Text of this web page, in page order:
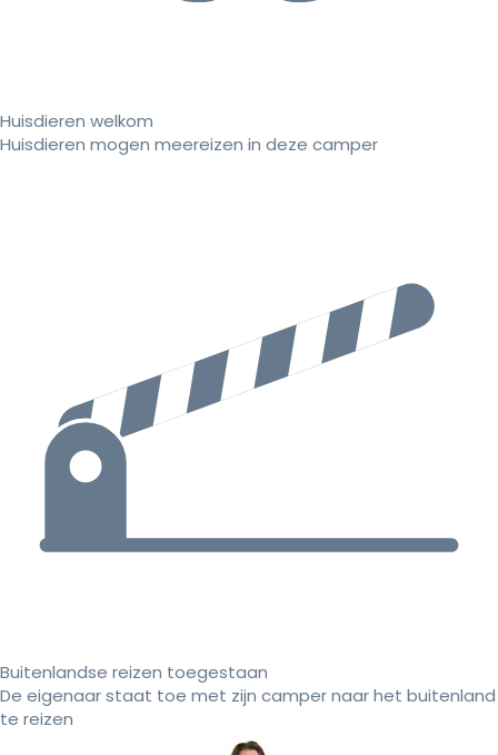
Huisdieren welkom
Huisdieren mogen meereizen in deze camper
Buitenlandse reizen toegestaan
De eigenaar staat toe met zijn camper naar het buitenland
te reizen